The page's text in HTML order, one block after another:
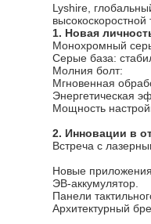
Lyshire,
1. Новая
Монохромный
Серые база:
Молния болт:
Мгновенная
Энергетическая
Мощность
2. Инновации в
Встреча с
Новые приложения
ЭВ-аккумулятор.
Панели
Архитектурный